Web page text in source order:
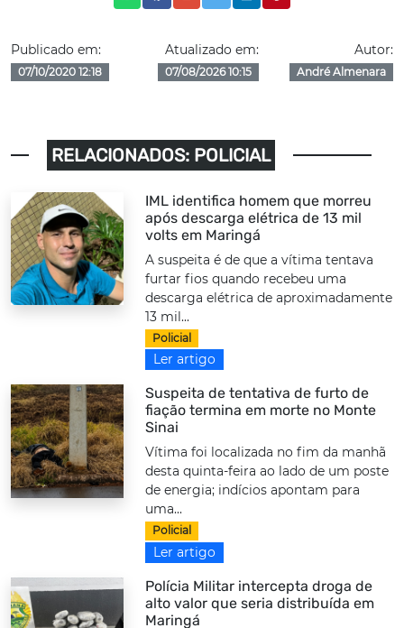
Publicado em:
07/10/2020 12:18
Atualizado em:
07/08/2026 10:15
Autor:
André Almenara
RELACIONADOS: POLICIAL
IML identifica homem que morreu
após descarga elétrica de 13 mil
volts em Maringá
A suspeita é de que a vítima tentava
furtar fios quando recebeu uma
descarga elétrica de aproximadamente
13 mil...
Policial
Ler artigo
Suspeita de tentativa de furto de
fiação termina em morte no Monte
Sinai
Vítima foi localizada no fim da manhã
desta quinta-feira ao lado de um poste
de energia; indícios apontam para
uma...
Policial
Ler artigo
Polícia Militar intercepta droga de
alto valor que seria distribuída em
Maringá